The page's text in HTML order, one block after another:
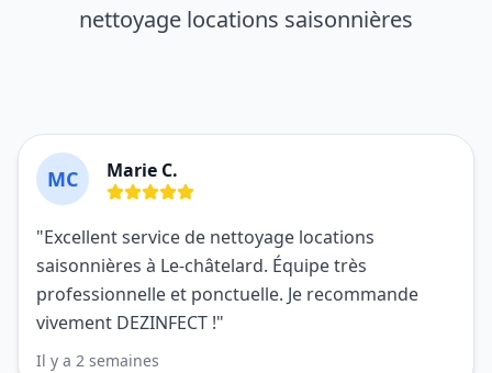
nettoyage locations saisonnières
MC Marie C.
"Excellent service de nettoyage locations
saisonnières à Le-châtelard. Équipe très
professionnelle et ponctuelle. Je recommande
vivement DEZINFECT !"
Il y a 2 semaines